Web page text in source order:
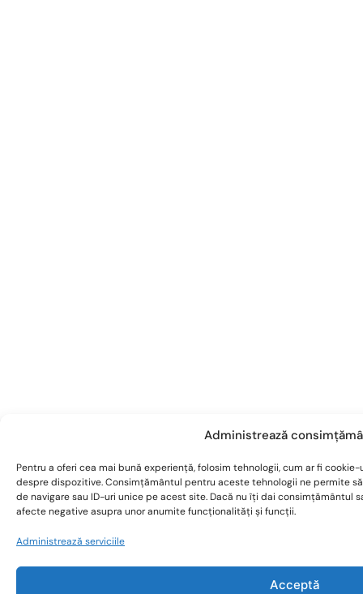
Administrează
Pentru a oferi cea mai bună experiență, folosim tehnologii, cum ar fi
despre dispozitive. Consimțământul pentru aceste tehnologii ne permite
de navigare sau ID-uri unice pe acest site. Dacă nu îți dai consimțământul
afecte negative asupra unor anumite funcționalități și funcții.
Administrează serviciile
Acceptă